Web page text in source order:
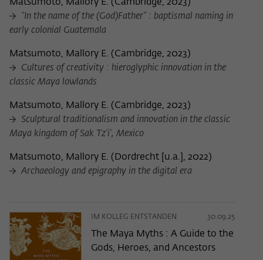
Matsumoto, Mallory E. ( Cambridge, 2023 )
"In the name of the (God)Father" : baptismal naming in
early colonial Guatemala
Matsumoto, Mallory E. (Cambridge, 2023)
Cultures of creativity : hieroglyphic innovation in the
classic Maya lowlands
Matsumoto, Mallory E. (Cambridge, 2023)
Sculptural traditionalism and innovation in the classic
Maya kingdom of Sak Tz'i', Mexico
Matsumoto, Mallory E. ( Dordrecht [u.a.], 2022)
Archaeology and epigraphy in the digital era
IM KOLLEG ENTSTANDEN 30.09.25
The Maya Myths : A Guide to the
Gods, Heroes, and Ancestors